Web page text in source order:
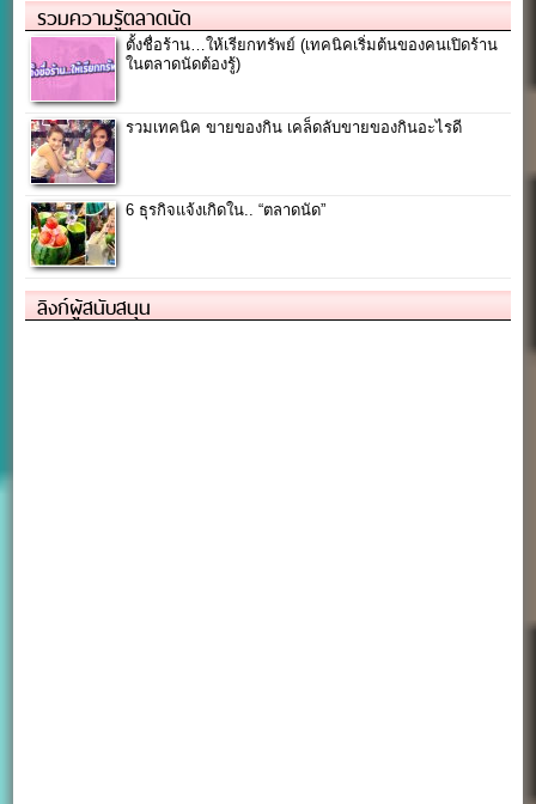
รวมความรู้ตลาดนัด
ตั้งชื่อร้าน…ให้เรียกทรัพย์ (เทคนิคเริ่มต้นของคนเปิดร้าน
ในตลาดนัดต้องรู้)
รวมเทคนิค ขายของกิน เคล็ดลับขายของกินอะไรดี
6 ธุรกิจแจ้งเกิดใน.. “ตลาดนัด”
ลิงก์ผู้สนับสนุน